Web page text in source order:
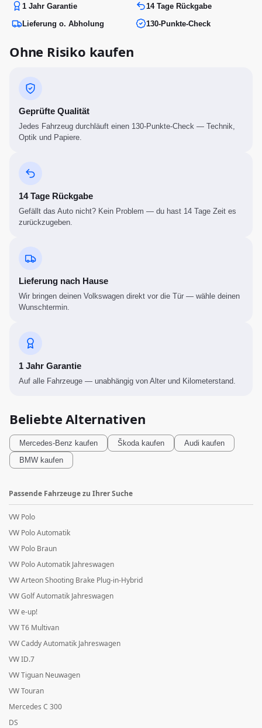
1 Jahr Garantie
14 Tage Rückgabe
Lieferung o. Abholung
130-Punkte-Check
Ohne Risiko kaufen
Geprüfte Qualität
Jedes Fahrzeug durchläuft einen 130-Punkte-Check — Technik,
Optik und Papiere.
14 Tage Rückgabe
Gefällt das Auto nicht? Kein Problem — du hast 14 Tage Zeit es
zurückzugeben.
Lieferung nach Hause
Wir bringen deinen Volkswagen direkt vor die Tür — wähle deinen
Wunschtermin.
1 Jahr Garantie
Auf alle Fahrzeuge — unabhängig von Alter und Kilometerstand.
Beliebte Alternativen
Mercedes-Benz kaufen Škodakaufen Audi kaufen
BMW kaufen
Passende Fahrzeuge zu Ihrer Suche
VW Polo
VW Polo Automatik
VW Polo Braun
VW Polo Automatik Jahreswagen
VW Arteon Shooting Brake Plug-in-Hybrid
VW Golf Automatik Jahreswagen
VW e-up!
VW T6 Multivan
VW Caddy Automatik Jahreswagen
VW ID.7
VW Tiguan Neuwagen
VW Touran
Mercedes C 300
DS